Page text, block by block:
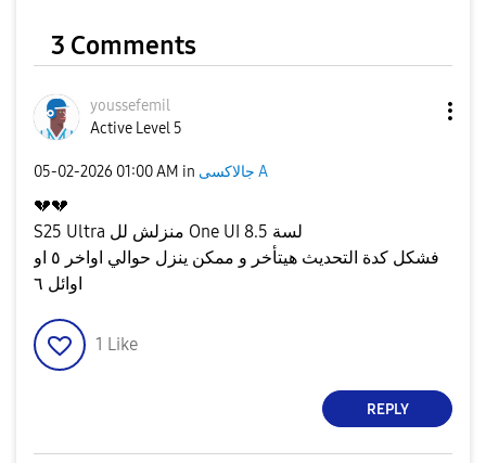
3 Comments
youssefemil
Active Level 5
‎05-02-2026 01:00 AM in جالاكسى A
💔💔
S25 Ultra منزلش لل One UI 8.5 لسة
فشكل كدة التحديث هيتأخر و ممكن ينزل حوالي اواخر ٥ او
اوائل ٦
1 Like
REPLY